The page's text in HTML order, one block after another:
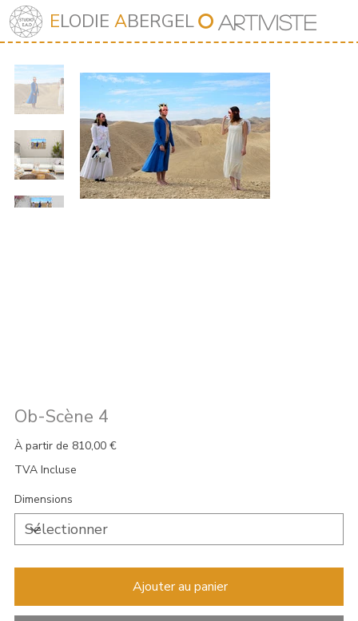
ELODIEABERGEL⭘ Artiviste
Ob-Scène 4
À partir de Prix
810,00 €
TVA Incluse
Dimensions
Ajouter au panier